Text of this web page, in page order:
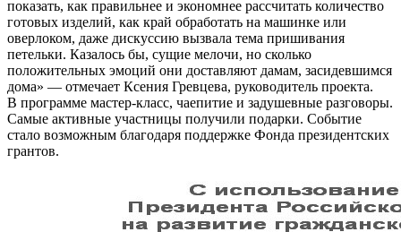
показать, как правильнее и экономнее рассчитать количество
готовых изделий, как край обработать на машинке или
оверлоком, даже дискуссию вызвала тема пришивания
петельки. Казалось бы, сущие мелочи, но сколько
положительных эмоций они доставляют дамам, засидевшимся
дома» — отмечает Ксения Гревцева, руководитель проекта.
В программе мастер-класс, чаепитие и задушевные разговоры.
Самые активные участницы получили подарки. Событие
стало возможным благодаря поддержке Фонда президентских
грантов.